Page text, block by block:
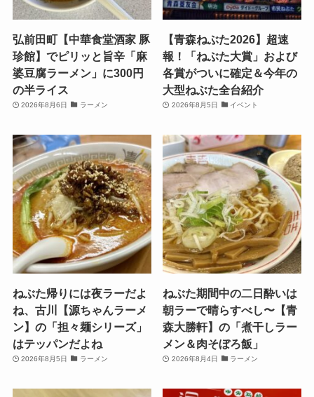
弘前田町【中華食堂酒家 豚
珍館】でピリッと旨辛「麻
婆豆腐ラーメン」に300円
の半ライス
2026年8月6日 ラーメン
【青森ねぶた2026】超速
報！「ねぶた大賞」および
各賞がついに確定＆今年の
大型ねぶた全台紹介
2026年8月5日 イベント
ねぶた帰りには夜ラーだよ
ね、古川【源ちゃんラーメ
ン】の「担々麺シリーズ」
はテッパンだよね
2026年8月5日 ラーメン
ねぶた期間中の二日酔いは
朝ラーで晴らすべし〜【青
森大勝軒】の「煮干しラー
メン＆肉そぼろ飯」
2026年8月4日 ラーメン